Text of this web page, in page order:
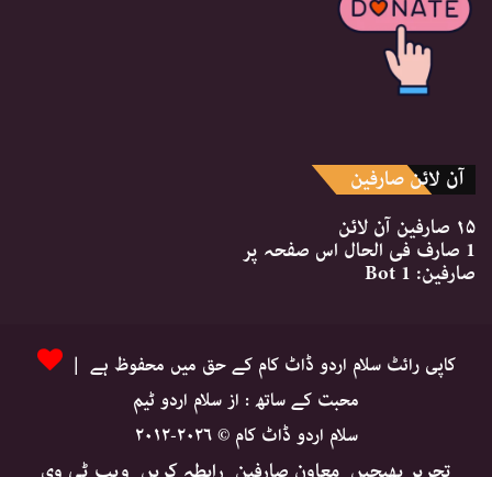
آن لائن صارفین
۱۵ صارفین
آن لائن
1 صارف فی الحال اس صفحہ پر
صارفین: 1 Bot
کاپی رائٹ سلام اردو ڈاٹ کام کے حق میں محفوظ ہے |
محبت کے ساتھ : از سلام اردو ٹیم
سلام اردو ڈاٹ کام © ۲۰۲۶-۲۰۱۲